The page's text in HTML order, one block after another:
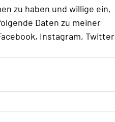
zu haben und willige ein,
Daten zu meiner
Instagram, Twitter